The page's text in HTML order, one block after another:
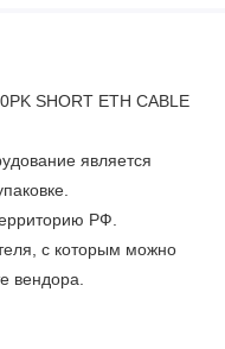
SHORT ETH CABLE
является
РФ.
с которым можно
вендора.